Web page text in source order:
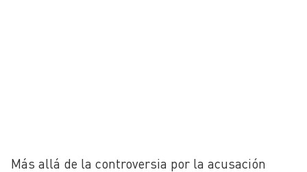
Más allá de la controversia por la acusación